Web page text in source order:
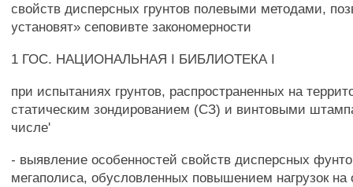
свойств дисперсных грунтов полевыми методами,
установят» сеповивте закономерности
1 ГОС. НАЦИОНАЛЬНАЯ I БИБЛИОТЕКА I
при испытаниях грунтов, распространенных на
статическим зондированием (СЗ) и винтовыми
числе'
- выявление особенностей свойств дисперсных
мегаполиса, обусловленных повышением нагрузок на